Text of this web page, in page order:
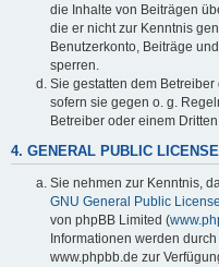
die Inhalte von Beiträgen
die er nicht zur Kenntnis
Benutzerkonto, Beiträge
sperren.
Sie gestatten dem
sofern sie gegen o. g.
Betreiber oder einem
4. GENERAL PUBLIC LICENSE
Sie nehmen zur Kenntnis,
GNU General Public
von phpBB Limited (
Informationen werden
www.phpbb.de zur